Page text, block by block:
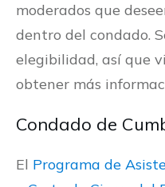
moderados que
dentro del condado.
elegibilidad, así que
obtener más
Condado de
El Programa de